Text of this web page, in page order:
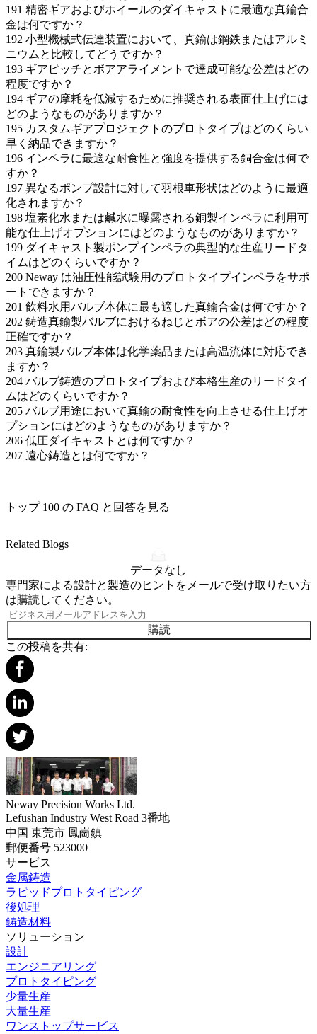
191 精密ギアおよびホイールのダイキャストに最適な真鍮合
金は何ですか？
192 小型機械式伝達装置において、真鍮は鋼鉄またはアルミ
ニウムと比較してどうですか？
193 ギアピッチとボアアライメントで達成可能な公差はどの
程度ですか？
194 ギアの摩耗を低減するために推奨される表面仕上げには
どのようなものがありますか？
195 カスタムギアプロジェクトのプロトタイプはどのくらい
早く納品できますか？
196 インペラに最適な耐食性と強度を提供する銅合金は何で
すか？
197 異なるポンプ設計に対して羽根車形状はどのように最適
化されますか？
198 塩素化水または鹹水に曝露される銅製インペラに利用可
能な仕上げオプションにはどのようなものがありますか？
199 ダイキャスト製ポンプインペラの典型的な生産リードタ
イムはどのくらいですか？
200 Neway は油圧性能試験用のプロトタイプインペラをサポ
ートできますか？
201 飲料水用バルブ本体に最も適した真鍮合金は何ですか？
202 鋳造真鍮製バルブにおけるねじとボアの公差はどの程度
正確ですか？
203 真鍮製バルブ本体は化学薬品または高温流体に対応でき
ますか？
204 バルブ鋳造のプロトタイプおよび本格生産のリードタイ
ムはどのくらいですか？
205 バルブ用途において真鍮の耐食性を向上させる仕上げオ
プションにはどのようなものがありますか？
206 低圧ダイキャストとは何ですか？
207 遠心鋳造とは何ですか？
トップ 100 の FAQ と回答を見る
Related Blogs
データなし
専門家による設計と製造のヒントをメールで受け取りたい方
は購読してください。
購読
この投稿を共有:
Neway Precision Works Ltd.
Lefushan Industry West Road 3番地
中国 東莞市 鳳崗鎮
郵便番号 523000
サービス
金属鋳造
ラピッドプロトタイピング
後処理
鋳造材料
ソリューション
設計
エンジニアリング
プロトタイピング
少量生産
大量生産
ワンストップサービス